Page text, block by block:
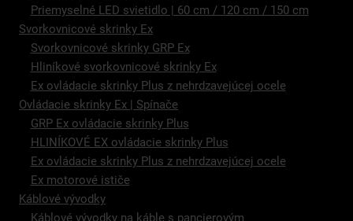
Priemyselné LED svietidlo | 60 cm / 120 cm / 150 cm
Svorkovnicové skrinky Ex
Svorkovnicové skrinky GRP Ex
Hliníkové svorkovnicové skrinky Ex
Ex ovládacie skrinky Plus z nehrdzavejúcej ocele
Ovládacie skrinky Ex | Spínače
GRP Ex ovládacie skrinky Plus
HLINÍKOVÉ EX ovládacie skrinky Plus
Ex ovládacie skrinky Plus z nehrdzavejúcej ocele
Ex motorové ističe
Káblové vývodky